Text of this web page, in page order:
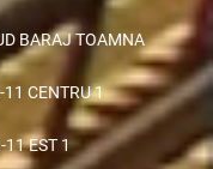
BARAJ TOAMNA
11 CENTRU 1
11 EST 1